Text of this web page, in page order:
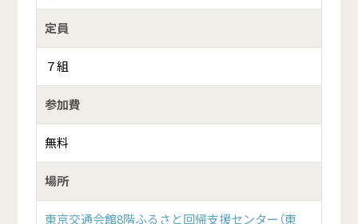
定員
７組
参加費
無料
場所
東京交通会館8階ふるさと回帰支援センター（東